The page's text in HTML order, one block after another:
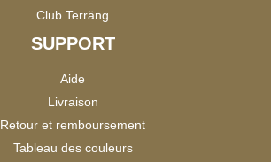
Club Terräng
SUPPORT
Aide
Livraison
Retour et remboursement
Tableau des couleurs